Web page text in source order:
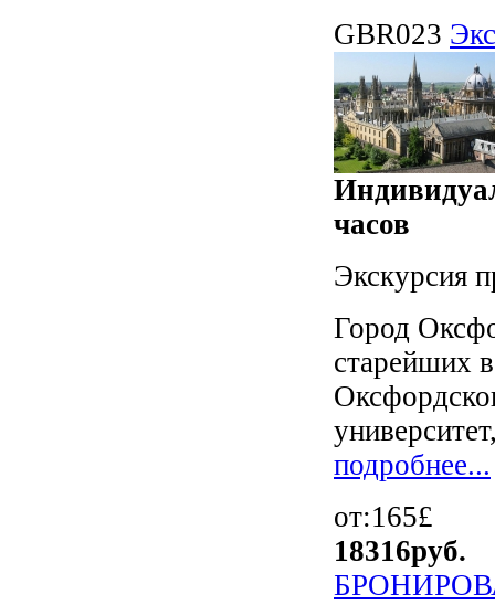
GBR023
часов
Экскурсия
Город
старейших
подробнее...
от:165£
18316руб.